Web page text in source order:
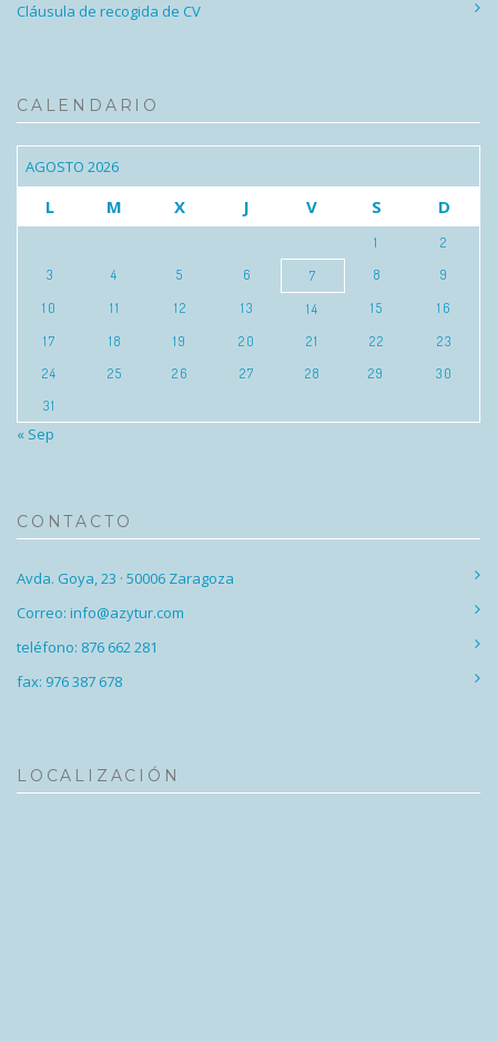
Cláusula de recogida de CV
CALENDARIO
AGOSTO 2026
L M X J V S D
1
2
3
4 5 6 7 8
9
10
11 12 13 14 15
16
17
18 19 20 21 22
23
24
25 26 27 28 29
30
31
« Sep
CONTACTO
Avda. Goya, 23 · 50006 Zaragoza
Correo: info@azytur.com
teléfono: 876 662 281
fax: 976 387 678
LOCALIZACIÓN